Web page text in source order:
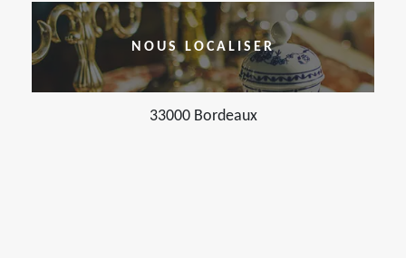
NOUS LOCALISER
33000 Bordeaux